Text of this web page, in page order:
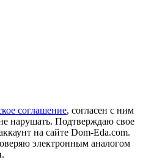
соглашение, согласен с ним
нарушать. Подтверждаю свое
на сайте Dom-Eda.com.
электронным аналогом